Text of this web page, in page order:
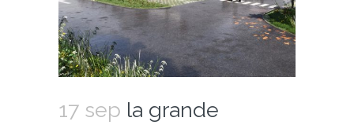
17 sep la grande